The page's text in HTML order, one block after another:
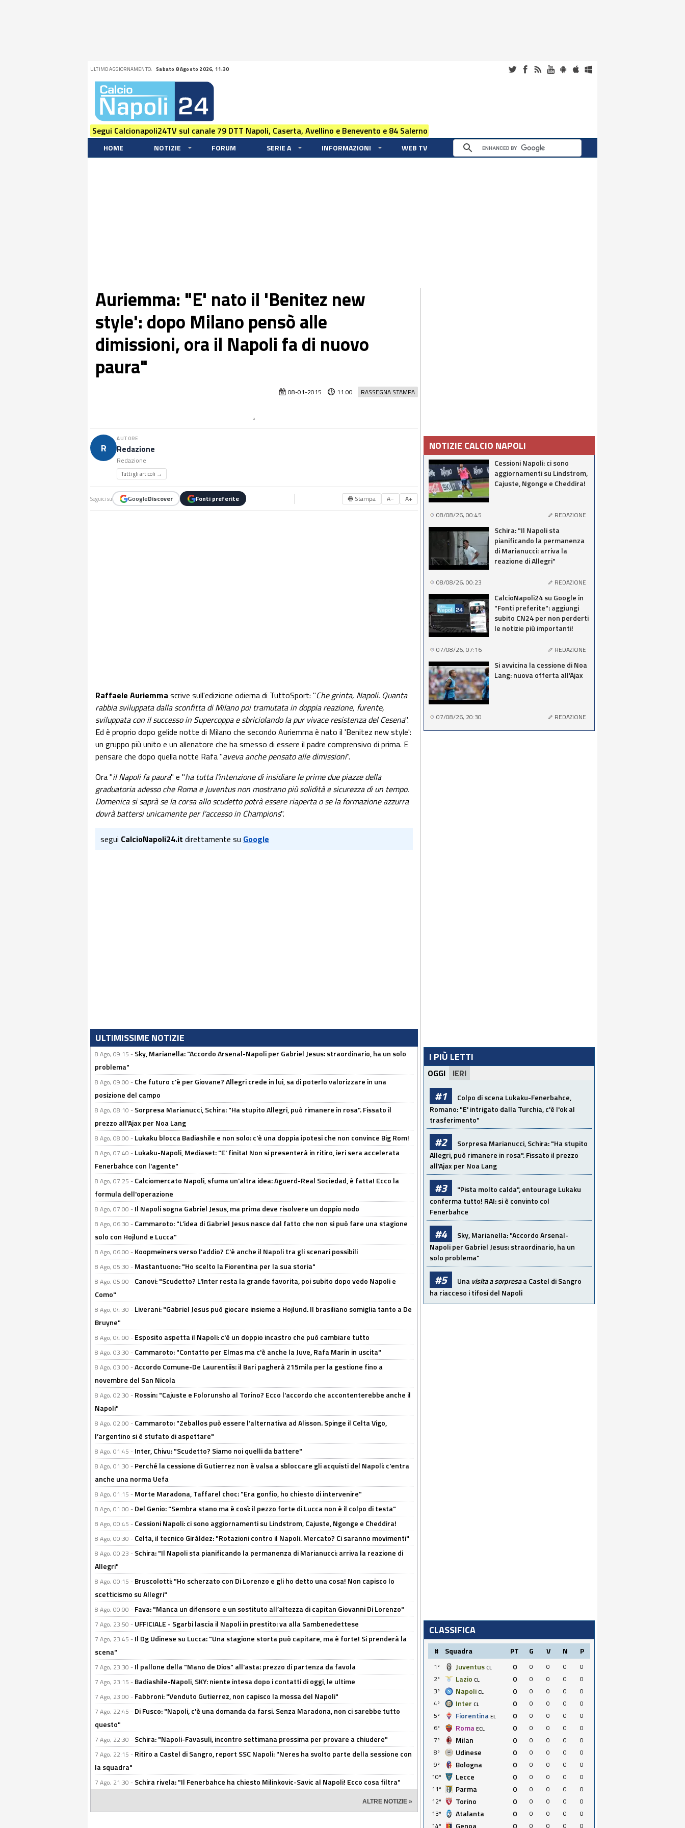
ULTIMO AGGIORNAMENTO: Sabato 8 Agosto 2026, 11:30
Segui Calcionapoli24TV sul canale 79 DTT Napoli, Caserta, Avellino e Benevento e 84 Salerno
HOME NOTIZIE FORUM SERIE A INFORMAZIONI WEB TV
Auriemma: "E' nato il 'Benitez new
style': dopo Milano pensò alle
dimissioni, ora il Napoli fa di nuovo
paura"
RASSEGNA STAMPA
08-01-2015 11:00
R
AUTORE
Redazione
Redazione
Tutti gli articoli →
Seguici su GoogleDiscover Fonti preferite 🖶 Stampa A− A+
Raffaele Auriemma scrive sull'edizione odierna di TuttoSport: "Che grinta, Napoli. Quanta
rabbia sviluppata dalla sconfitta di Milano poi tramutata in doppia reazione, furente,
sviluppata con il successo in Supercoppa e sbriciolando la pur vivace resistenza del Cesena".
Ed è proprio dopo gelide notte di Milano che secondo Auriemma è nato il 'Benitez new style':
un gruppo più unito e un allenatore che ha smesso di essere il padre comprensivo di prima. E
pensare che dopo quella notte Rafa "aveva anche pensato alle dimissioni".
Ora "il Napoli fa paura" e "ha tutta l'intenzione di insidiare le prime due piazze della
graduatoria adesso che Roma e Juventus non mostrano più solidità e sicurezza di un tempo.
Domenica si saprà se la corsa allo scudetto potrà essere riaperta o se la formazione azzurra
dovrà battersi unicamente per l'accesso in Champions".
segui CalcioNapoli24.it direttamente su Google
ULTIMISSIME NOTIZIE
8 Ago, 09:15 - Sky, Marianella: "Accordo Arsenal-Napoli per Gabriel Jesus: straordinario, ha un solo
problema"
8 Ago, 09:00 - Che futuro c'è per Giovane? Allegri crede in lui, sa di poterlo valorizzare in una
posizione del campo
8 Ago, 08:10 - Sorpresa Marianucci, Schira: "Ha stupito Allegri, può rimanere in rosa". Fissato il
prezzo all'Ajax per Noa Lang
8 Ago, 08:00 - Lukaku blocca Badiashile e non solo: c'è una doppia ipotesi che non convince Big Rom!
8 Ago, 07:40 - Lukaku-Napoli, Mediaset: "E' finita! Non si presenterà in ritiro, ieri sera accelerata
Fenerbahce con l'agente"
8 Ago, 07:25 - Calciomercato Napoli, sfuma un'altra idea: Aguerd-Real Sociedad, è fatta! Ecco la
formula dell'operazione
8 Ago, 07:00 - Il Napoli sogna Gabriel Jesus, ma prima deve risolvere un doppio nodo
8 Ago, 06:30 - Cammaroto: "L’idea di Gabriel Jesus nasce dal fatto che non si può fare una stagione
solo con Hojlund e Lucca"
8 Ago, 06:00 - Koopmeiners verso l'addio? C'è anche il Napoli tra gli scenari possibili
8 Ago, 05:30 - Mastantuono: "Ho scelto la Fiorentina per la sua storia"
8 Ago, 05:00 - Canovi: "Scudetto? L'Inter resta la grande favorita, poi subito dopo vedo Napoli e
Como"
8 Ago, 04:30 - Liverani: "Gabriel Jesus può giocare insieme a Hojlund. Il brasiliano somiglia tanto a De
Bruyne"
8 Ago, 04:00 - Esposito aspetta il Napoli: c'è un doppio incastro che può cambiare tutto
8 Ago, 03:30 - Cammaroto: "Contatto per Elmas ma c'è anche la Juve, Rafa Marin in uscita"
8 Ago, 03:00 -Accordo Comune-De Laurentiis: il Bari pagherà 215mila per la gestione fino a
novembre del San Nicola
8 Ago, 02:30 - Rossin: "Cajuste e Folorunsho al Torino? Ecco l'accordo che accontenterebbe anche il
Napoli"
8 Ago, 02:00 - Cammaroto: "Zeballos può essere l’alternativa ad Alisson. Spinge il Celta Vigo,
l’argentino si è stufato di aspettare"
8 Ago, 01:45 - Inter, Chivu: "Scudetto? Siamo noi quelli da battere"
8 Ago, 01:30 - Perché la cessione di Gutierrez non è valsa a sbloccare gli acquisti del Napoli: c'entra
anche una norma Uefa
8 Ago, 01:15 - Morte Maradona, Taffarel choc: "Era gonfio, ho chiesto di intervenire"
8 Ago, 01:00 - Del Genio: "Sembra stano ma è così: il pezzo forte di Lucca non è il colpo di testa"
8 Ago, 00:45 - Cessioni Napoli: ci sono aggiornamenti su Lindstrom, Cajuste, Ngonge e Cheddira!
8 Ago, 00:30 - Celta, il tecnico Giráldez: "Rotazioni contro il Napoli. Mercato? Ci saranno movimenti"
8 Ago, 00:23 - Schira: "Il Napoli sta pianificando la permanenza di Marianucci: arriva la reazione di
Allegri"
8 Ago, 00:15 - Bruscolotti: "Ho scherzato con Di Lorenzo e gli ho detto una cosa! Non capisco lo
scetticismo su Allegri"
8 Ago, 00:00 - Fava: "Manca un difensore e un sostituto all’altezza di capitan Giovanni Di Lorenzo"
7 Ago, 23:50 - UFFICIALE - Sgarbi lascia il Napoli in prestito: va alla Sambenedettese
7 Ago, 23:45 - Il Dg Udinese su Lucca: "Una stagione storta può capitare, ma è forte! Si prenderà la
scena"
7 Ago, 23:30 - Il pallone della "Mano de Dios" all'asta: prezzo di partenza da favola
7 Ago, 23:15 - Badiashile-Napoli, SKY: niente intesa dopo i contatti di oggi, le ultime
7 Ago, 23:00 - Fabbroni: "Venduto Gutierrez, non capisco la mossa del Napoli"
7 Ago, 22:45 - Di Fusco: "Napoli, c'è una domanda da farsi. Senza Maradona, non ci sarebbe tutto
questo"
7 Ago, 22:30 - Schira: "Napoli-Favasuli, incontro settimana prossima per provare a chiudere"
7 Ago, 22:15 - Ritiro a Castel di Sangro, report SSC Napoli: "Neres ha svolto parte della sessione con
la squadra"
7 Ago, 21:30 - Schira rivela: "Il Fenerbahce ha chiesto Milinkovic-Savic al Napoli! Ecco cosa filtra"
ALTRE NOTIZIE »
NOTIZIE CALCIO NAPOLI
Cessioni Napoli: ci sono
aggiornamenti su Lindstrom,
Cajuste, Ngonge e Cheddira!
08/08/26, 00:45 REDAZIONE
Schira: "Il Napoli sta
pianificando la permanenza
di Marianucci: arriva la
reazione di Allegri"
08/08/26, 00:23 REDAZIONE
CalcioNapoli24 su Google in
"Fonti preferite": aggiungi
subito CN24 per non perderti
le notizie più importanti!
07/08/26, 07:16 REDAZIONE
Si avvicina la cessione di Noa
Lang: nuova offerta all'Ajax
07/08/26, 20:30 REDAZIONE
I PIÙ LETTI
OGGI IERI
#1
Colpo di scena Lukaku-Fenerbahce,
Romano: "E' intrigato dalla Turchia, c'è l'ok al
trasferimento"
#2
Sorpresa Marianucci, Schira: "Ha stupito
Allegri, può rimanere in rosa". Fissato il prezzo
all'Ajax per Noa Lang
#3
"Pista molto calda", entourage Lukaku
conferma tutto! RAI: si è convinto col
Fenerbahce
#4
Sky, Marianella: "Accordo Arsenal-
Napoli per Gabriel Jesus: straordinario, ha un
solo problema"
#5 Una visita a sorpresaa Castel di Sangro
ha riacceso i tifosi del Napoli
CLASSIFICA
# Squadra PT G V N P
1º Juventus CL 0 0 0 0
0
2º
Lazio CL 0 0 0 0
0
3º
Napoli CL 0 0 0 0
0
4º
Inter CL 0 0 0 0
0
5º
Fiorentina EL 0 0 0 0
0
6º
Roma ECL 0 0 0 0
0
7º
Milan 0 0 0 0
0
8º
Udinese 0 0 0 0
0
9º
Bologna 0 0 0 0
0
10º
Lecce 0 0 0 0
0
11º
Parma 0 0 0 0
0
12º
Torino 0 0 0 0
0
13º
Atalanta 0 0 0 0
0
14º
Genoa 0 0 0 0 0